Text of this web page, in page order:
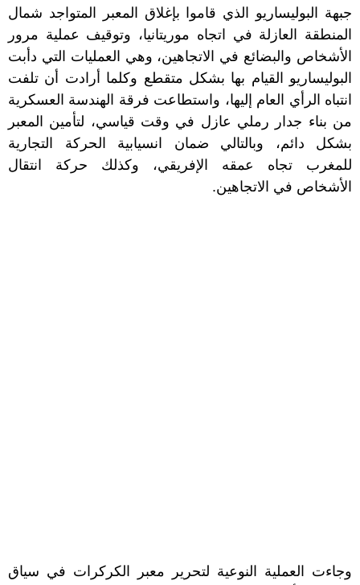
جبهة البوليساريو الذي قاموا بإغلاق المعبر المتواجد شمال
المنطقة العازلة في اتجاه موريتانيا، وتوقيف عملية مرور
الأشخاص والبضائع في الاتجاهين، وهي العمليات التي دأبت
البوليساريو القيام بها بشكل متقطع وكلما أرادت أن تلفت
انتباه الرأي العام إليها، واستطاعت فرقة الهندسة العسكرية
من بناء جدار رملي عازل في وقت قياسي، لتأمين المعبر
بشكل دائم، وبالتالي ضمان انسيابية الحركة التجارية
للمغرب تجاه عمقه الإفريقي، وكذلك حركة انتقال
الأشخاص في الاتجاهين.
وجاءت العملية النوعية لتحرير معبر الكركرات في سياق